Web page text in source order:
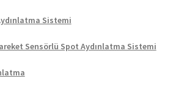
Sistemi
Sensörlü Spot Aydınlatma Sistemi